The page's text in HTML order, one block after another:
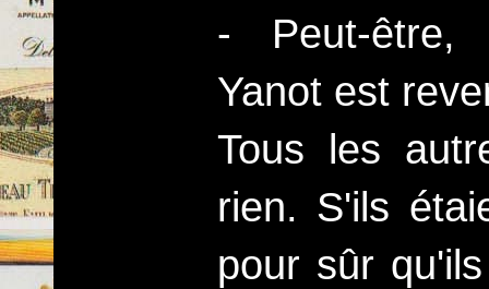
- Peut-être,
Yanot est
Tous les
rien. S'ils
pour sûr